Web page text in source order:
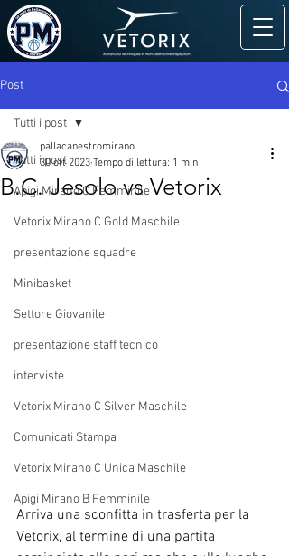
Post
Tutti i post
Apigi Mirano C Femminile
Vetorix Mirano C Gold Maschile
presentazione squadre
Minibasket
Settore Giovanile
presentazione staff tecnico
interviste
Vetorix Mirano C Silver Maschile
Comunicati Stampa
Vetorix Mirano C Unica Maschile
Apigi Mirano B Femminile
Tutti i post
B.C. Jesolo vs Vetorix
pallacanestromirano
30 ott 2023 Tempo di lettura: 1 min
Arriva una sconfitta in trasferta per la
Vetorix, al termine di una partita